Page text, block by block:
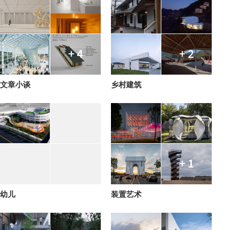
+ 4
文章小谈
+ 2
乡村建筑
幼儿
+ 1
装置艺术